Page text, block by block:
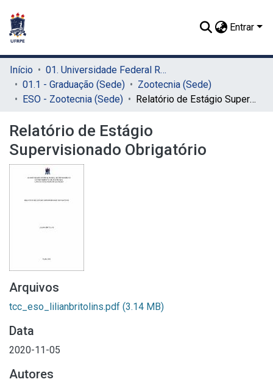
Entrar
Início
01. Universidade Federal Rural de Pernambuco - UFRPE (Sede)
01.1 - Graduação (Sede)
Zootecnia (Sede)
ESO - Zootecnia (Sede)
Relatório de Estágio Supervisionado Obrigatório
Relatório de Estágio
Supervisionado Obrigatório
Arquivos
tcc_eso_lilianbritolins.pdf (3.14 MB)
Data
2020-11-05
Autores